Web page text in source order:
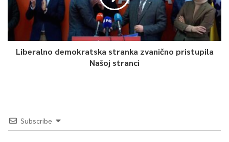
Liberalno demokratska stranka zvanično pristupila
Našoj stranci
Subscribe